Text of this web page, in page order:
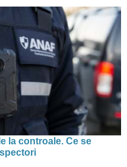
la controale. Ce se